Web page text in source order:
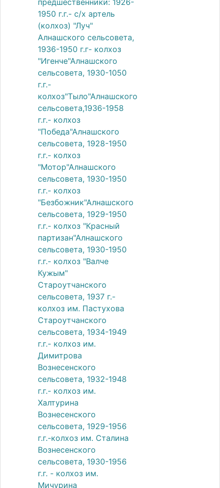
предшественники: 1926-
1950 г.г.- с/х артель
(колхоз) "Луч"
Алнашского сельсовета,
1936-1950 г.г- колхоз
"Игенче"Алнашского
сельсовета, 1930-1050
г.г.-
колхоз"Тыло"Алнашского
сельсовета,1936-1958
г.г.- колхоз
"Победа"Алнашского
сельсовета, 1928-1950
г.г.- колхоз
"Мотор"Алнашского
сельсовета, 1930-1950
г.г.- колхоз
"Безбожник"Алнашского
сельсовета, 1929-1950
г.г.- колхоз "Красный
партизан"Алнашского
сельсовета, 1930-1950
г.г.- колхоз "Валче
Кужым"
Староутчанского
сельсовета, 1937 г.-
колхоз им. Пастухова
Староутчанского
сельсовета, 1934-1949
г.г.- колхоз им.
Димитрова
Вознесенского
сельсовета, 1932-1948
г.г.- колхоз им.
Халтурина
Вознесенского
сельсовета, 1929-1956
г.г.-колхоз им. Сталина
Вознесенского
сельсовета, 1930-1956
г.г. - колхоз им.
Мичурина